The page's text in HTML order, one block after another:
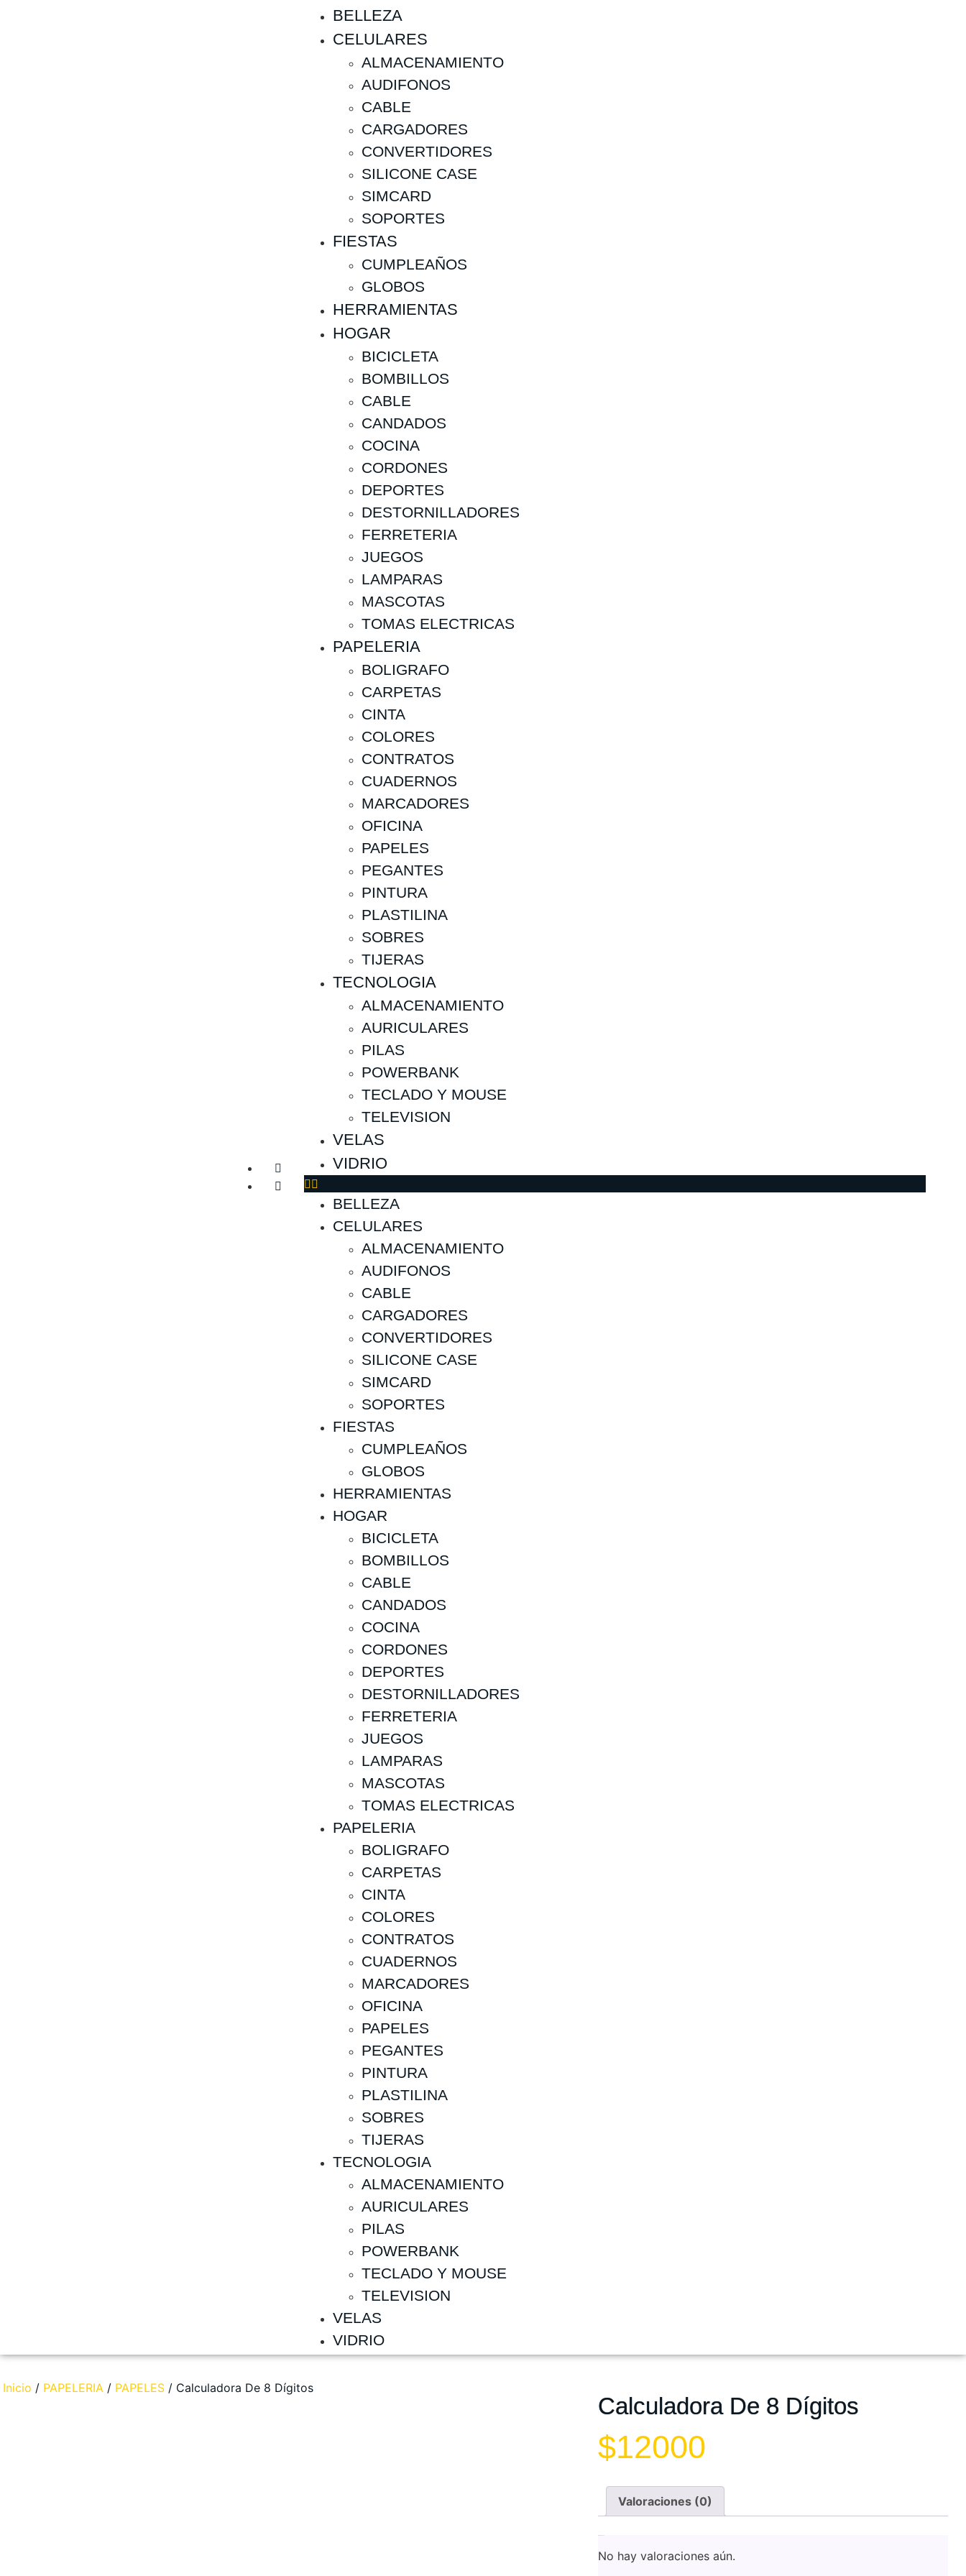
BELLEZA
CELULARES
ALMACENAMIENTO
AUDIFONOS
CABLE
CARGADORES
CONVERTIDORES
SILICONE CASE
SIMCARD
SOPORTES
FIESTAS
CUMPLEAÑOS
GLOBOS
HERRAMIENTAS
HOGAR
BICICLETA
BOMBILLOS
CABLE
CANDADOS
COCINA
CORDONES
DEPORTES
DESTORNILLADORES
FERRETERIA
JUEGOS
LAMPARAS
MASCOTAS
TOMAS ELECTRICAS
PAPELERIA
BOLIGRAFO
CARPETAS
CINTA
COLORES
CONTRATOS
CUADERNOS
MARCADORES
OFICINA
PAPELES
PEGANTES
PINTURA
PLASTILINA
SOBRES
TIJERAS
TECNOLOGIA
ALMACENAMIENTO
AURICULARES
PILAS
POWERBANK
TECLADO Y MOUSE
TELEVISION
VELAS
VIDRIO
BELLEZA
CELULARES
ALMACENAMIENTO
AUDIFONOS
CABLE
CARGADORES
CONVERTIDORES
SILICONE CASE
SIMCARD
SOPORTES
FIESTAS
CUMPLEAÑOS
GLOBOS
HERRAMIENTAS
HOGAR
BICICLETA
BOMBILLOS
CABLE
CANDADOS
COCINA
CORDONES
DEPORTES
DESTORNILLADORES
FERRETERIA
JUEGOS
LAMPARAS
MASCOTAS
TOMAS ELECTRICAS
PAPELERIA
BOLIGRAFO
CARPETAS
CINTA
COLORES
CONTRATOS
CUADERNOS
MARCADORES
OFICINA
PAPELES
PEGANTES
PINTURA
PLASTILINA
SOBRES
TIJERAS
TECNOLOGIA
ALMACENAMIENTO
AURICULARES
PILAS
POWERBANK
TECLADO Y MOUSE
TELEVISION
VELAS
VIDRIO
Inicio / PAPELERIA / PAPELES / Calculadora De 8 Dígitos
Calculadora De 8 Dígitos
$12000
Valoraciones (0)
No hay valoraciones aún.